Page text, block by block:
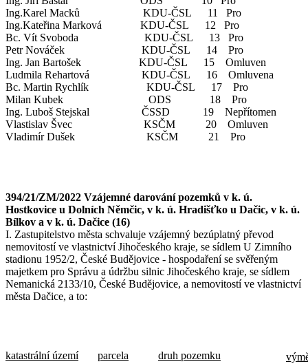
Ing.Karel Macků KDU-ČSL 11 Pro
Ing.Kateřina Marková KDU-ČSL 12 Pro
Bc. Vít Svoboda KDU-ČSL 13 Pro
Petr Nováček KDU-ČSL 14 Pro
Ing. Jan Bartošek KDU-ČSL 15 Omluven
Ludmila Rehartová KDU-ČSL 16 Omluvena
Bc. Martin Rychlík KDU-ČSL 17 Pro
Milan Kubek ODS 18 Pro
Ing. Luboš Stejskal ČSSD 19 Nepřítomen
Vlastislav Švec KSČM 20 Omluven
Vladimír Dušek KSČM 21 Pro
394/21/ZM/2022 Vzájemné darování pozemků v k. ú.
Hostkovice u Dolních Němčic, v k. ú. Hradišťko u Dačic, v k. ú.
Bílkov a v k. ú. Dačice (16)
I. Zastupitelstvo města schvaluje vzájemný bezúplatný převod
nemovitostí ve vlastnictví Jihočeského kraje, se sídlem U Zimního
stadionu 1952/2, České Budějovice - hospodaření se svěřeným
majetkem pro Správu a údržbu silnic Jihočeského kraje, se sídlem
Nemanická 2133/10, České Budějovice, a nemovitostí ve vlastnictví
města Dačice, a to:
katastrální území parcela druh pozemku